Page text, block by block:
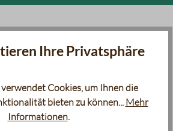
Ihre Privatsphäre
Cookies, um Ihnen die
bieten zu können... Mehr
Informationen.